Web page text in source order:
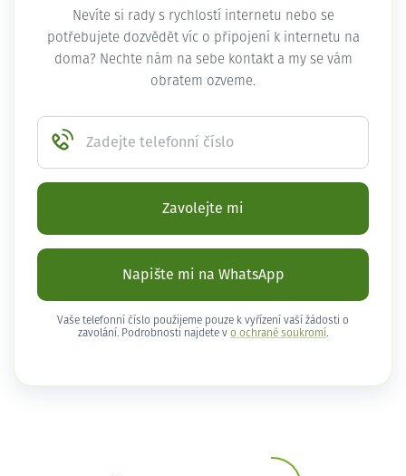
Nevíte si rady s rychlostí internetu nebo se
potřebujete dozvědět víc o připojení k internetu na
doma? Nechte nám na sebe kontakt a my se vám
obratem ozveme.
Zadejte telefonní číslo
Zavolejte mi
Napište mi na WhatsApp
Vaše telefonní číslo použijeme pouze k vyřízení vaší žádosti o
zavolání. Podrobnosti najdete v o ochraně soukromí .